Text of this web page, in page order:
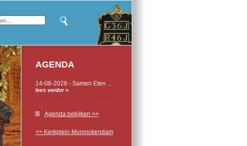
AGENDA
14-08-2026 - Samen Eten ...
lees verder>
Agenda bekijken >>
>> Kerkplein Monnickendam